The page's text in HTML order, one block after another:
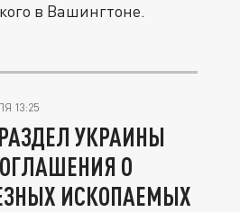
в Вашингтоне.
13:25
УКРАИНЫ
О
ИСКОПАЕМЫХ